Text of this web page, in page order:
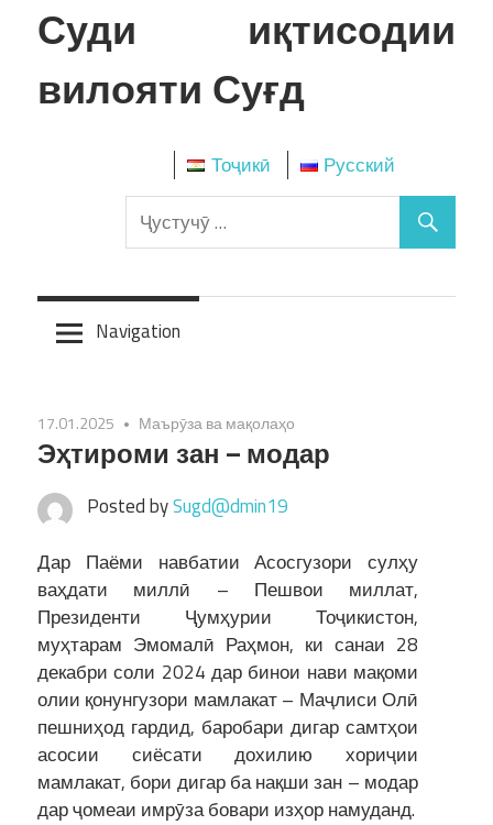
Skip
to
Суди иқтисодии
вилояти Суғд
Тоҷикӣ Русский
Navigation
17.01.2025 Маърӯза ва мақолаҳо
Эҳтироми зан – модар
Posted bySugd@dmin19
Дар Паёми навбатии Асосгузори сулҳу
ваҳдати миллӣ – Пешвои миллат,
Президенти Ҷумҳурии Тоҷикистон,
муҳтарам Эмомалӣ Раҳмон, ки санаи 28
декабри соли 2024 дар бинои нави мақоми
олии қонунгузори мамлакат – Маҷлиси Олӣ
пешниҳод гардид, баробари дигар самтҳои
асосии сиёсати дохилию хориҷии
мамлакат, бори дигар ба нақши зан – модар
дар ҷомеаи имрӯза бовари изҳор намуданд.